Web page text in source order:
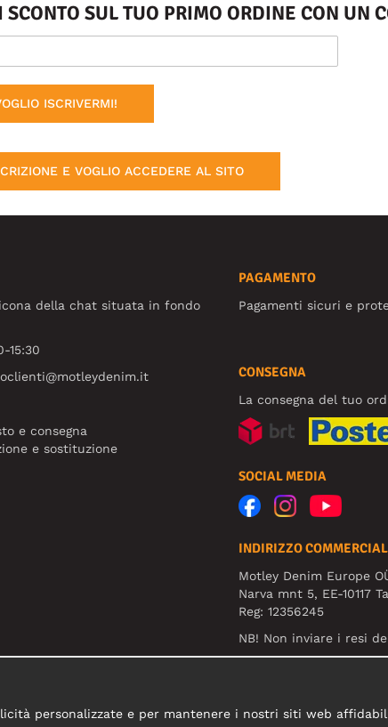
SUL TUO PRIMO ORDINE CON UN
ISCRIVERMI!
E VOGLIO ACCEDERE AL SITO
della chat situata in fondo
15:30
e consegna
e sostituzione
PAGAMENTO
Pagamenti sicuri e
CONSEGNA
La consegna del tuo
SOCIAL MEDIA
INDIRIZZO
Motley Denim Europe
Narva mnt 5, EE-10117
Reg: 12356245
NB! Non inviare i resi
personalizzate e per mantenere i nostri siti web